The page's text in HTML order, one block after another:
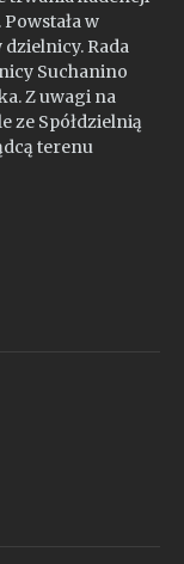
w
Rada
Suchanino
Z uwagi na
ze Spółdzielnią
terenu